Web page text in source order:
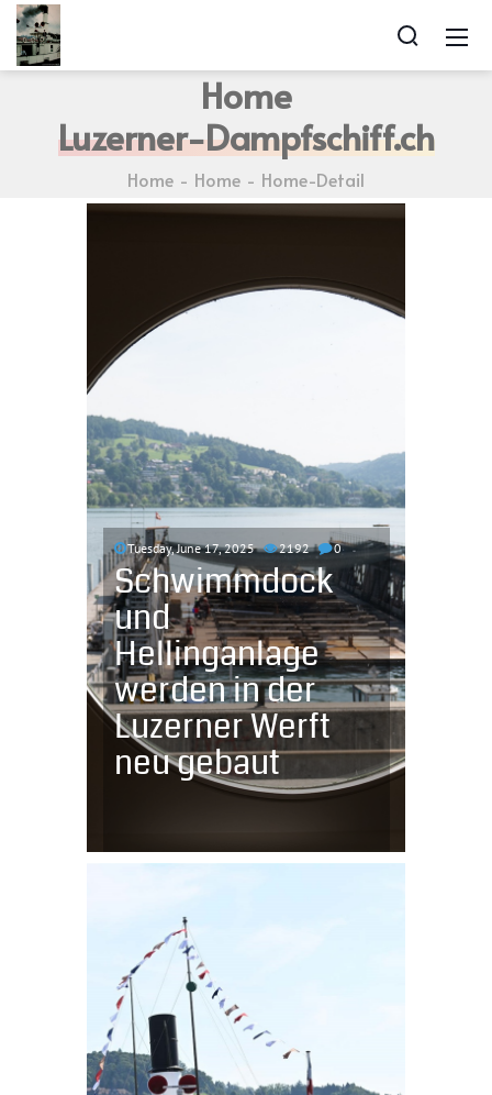
Home
Luzerner-Dampfschiff.ch
Home Home Home-Detail
Tuesday, June 17, 2025 2192 0
Schwimmdock
und
Hellinganlage
werden in der
Luzerner Werft
neu gebaut